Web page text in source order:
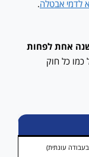
לדמי אבטלה.
אחת לפחות
כמו כל חוק
עונתית)